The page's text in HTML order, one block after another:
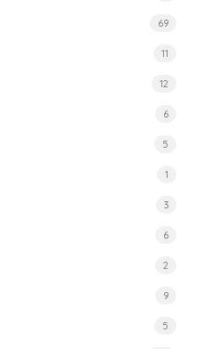
69
11
12
6
5
1
3
6
2
9
5